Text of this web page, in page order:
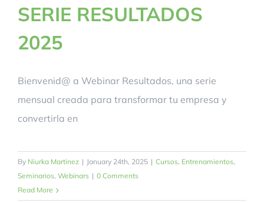
SERIE RESULTADOS
2025
Bienvenid@ a Webinar Resultados, una serie
mensual creada para transformar tu empresa y
convertirla en
By Niurka Martinez | January 24th, 2025 | Cursos, Entrenamientos,
Seminarios, Webinars | 0 Comments
Read More